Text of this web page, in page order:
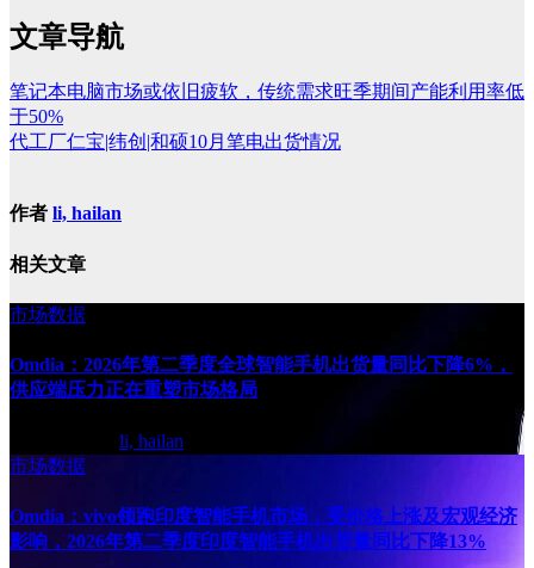
文章导航
笔记本电脑市场或依旧疲软，传统需求旺季期间产能利用率低
于50%
代工厂仁宝|纬创|和硕10月笔电出货情况
作者 li, hailan
相关文章
市场数据
Omdia：2026年第二季度全球智能手机出货量同比下降6%，
供应端压力正在重塑市场格局
li, hailan
市场数据
Omdia：vivo领跑印度智能手机市场，受价格上涨及宏观经济
影响，2026年第二季度印度智能手机出货量同比下降13%